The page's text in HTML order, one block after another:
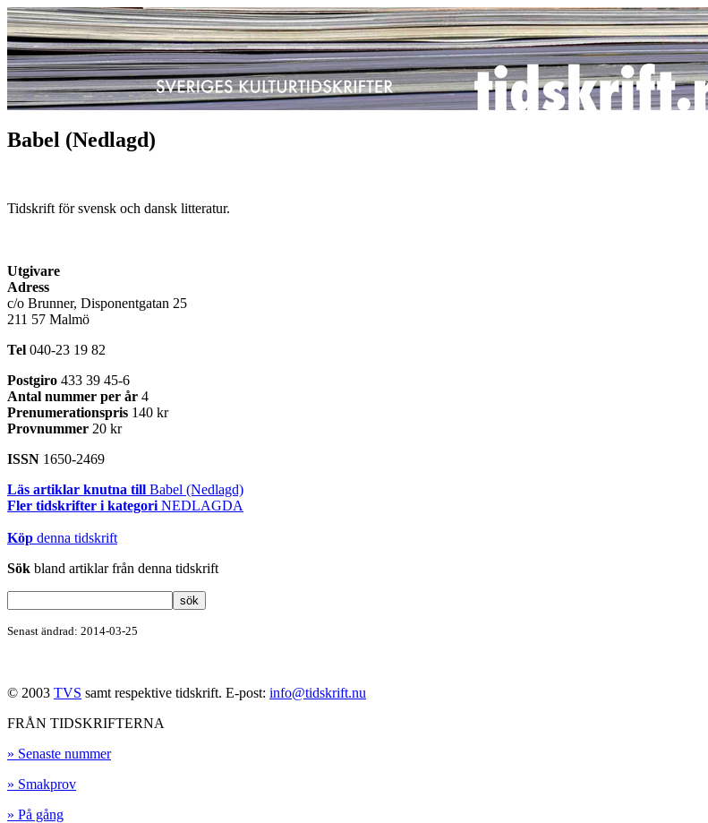
Babel (Nedlagd)
Tidskrift för svensk och dansk litteratur.
Utgivare
Adress
c/o Brunner, Disponentgatan 25
211 57 Malmö
Tel 040-23 19 82
Postgiro 433 39 45-6
Antal nummer per år 4
Prenumerationspris 140 kr
Provnummer 20 kr
ISSN 1650-2469
Läs artiklar knutna till Babel (Nedlagd)
Fler tidskrifter i kategori NEDLAGDA
Köp denna tidskrift
Sök bland artiklar från denna tidskrift
Senast ändrad: 2014-03-25
© 2003 TVS samt respektive tidskrift. E-post: info@tidskrift.nu
FRÅN TIDSKRIFTERNA
» Senaste nummer
» Smakprov
» På gång